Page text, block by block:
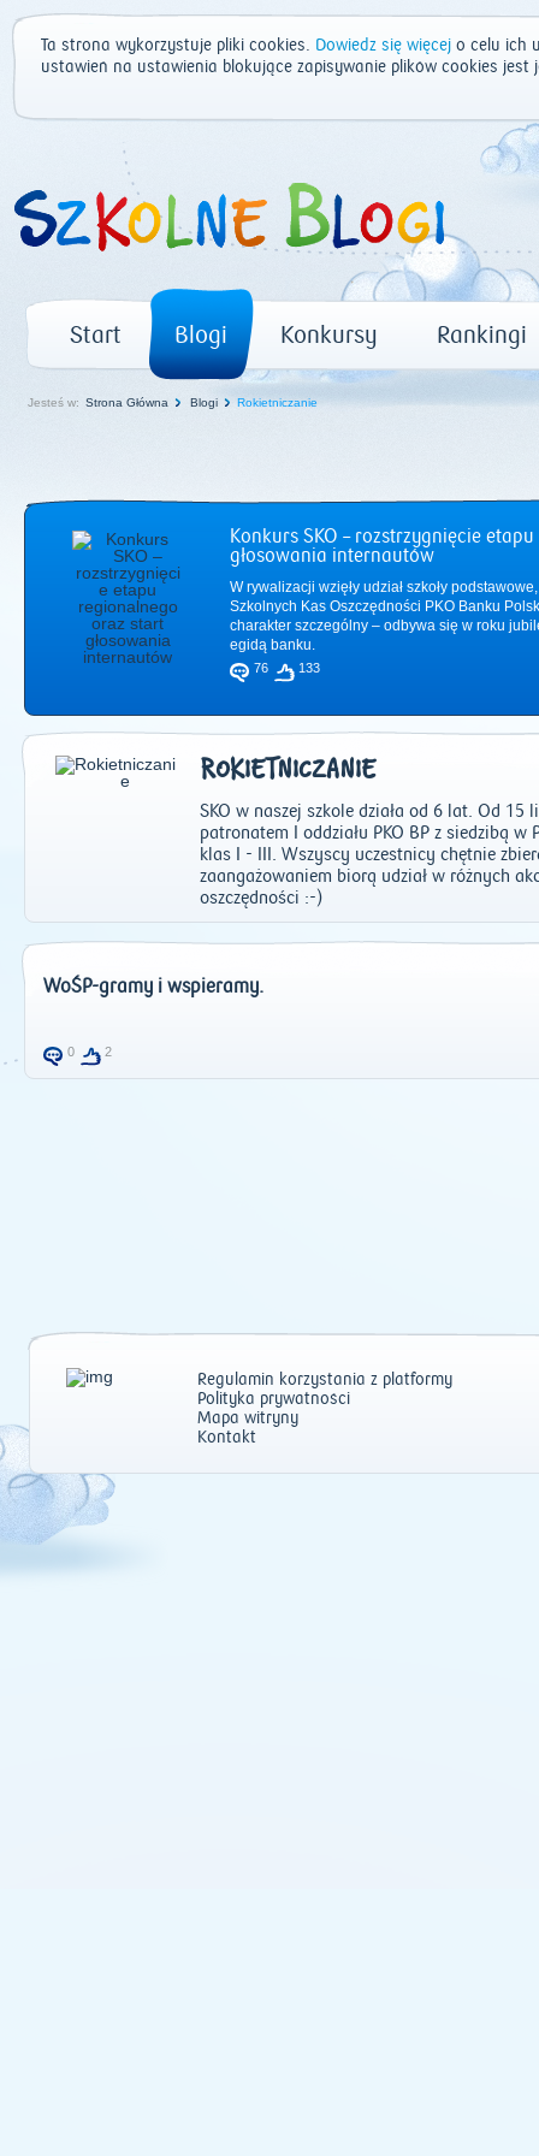
Ta strona wykorzystuje pliki cookies. Dowiedz się więcej o celu ich
ustawień na ustawienia blokujące zapisywanie plików cookies
Start Blogi Konkursy Rankingi
Jesteś w: Strona Główna Blogi Rokietniczanie
Konkurs SKO – rozstrzygnięcie
głosowania internautów
W rywalizacji wzięły udział szkoły
Szkolnych Kas Oszczędności PKO Banku
charakter szczególny – odbywa się w roku
egidą banku.
76 133
ROKIETNICZANIE
SKO w naszej szkole działa od 6 lat. Od
patronatem I oddziału PKO BP z siedzibą w
klas I - III. Wszyscy uczestnicy chętnie
zaangażowaniem biorą udział w różnych
oszczędności :-)
WoŚP-gramy i wspieramy.
0 2
Regulamin korzystania z platformy
Polityka prywatności
Mapa witryny
Kontakt